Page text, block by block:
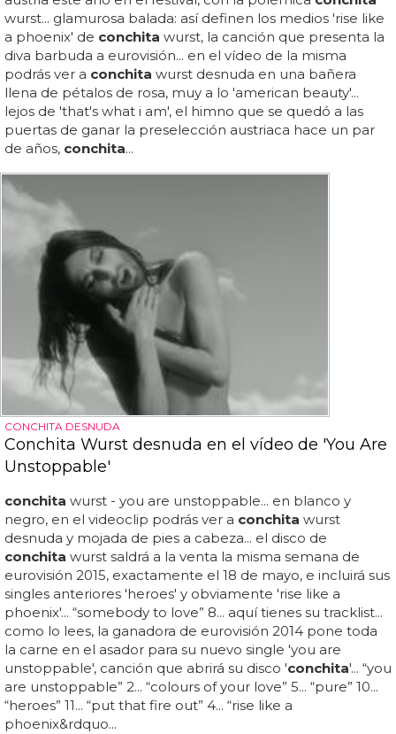
wurst... glamurosa balada: así definen los medios 'rise like
a phoenix' de conchita wurst, la canción que presenta la
diva barbuda a eurovisión... en el vídeo de la misma
podrás ver a conchita wurst desnuda en una bañera
llena de pétalos de rosa, muy a lo 'american beauty'...
lejos de 'that's what i am', el himno que se quedó a las
puertas de ganar la preselección austriaca hace un par
de años, conchita...
CONCHITA DESNUDA
Conchita Wurst desnuda en el vídeo de 'You Are
Unstoppable'
conchita wurst - you are unstoppable... en blanco y
negro, en el videoclip podrás ver a conchita wurst
desnuda y mojada de pies a cabeza... el disco de
conchita wurst saldrá a la venta la misma semana de
eurovisión 2015, exactamente el 18 de mayo, e incluirá sus
singles anteriores 'heroes' y obviamente 'rise like a
phoenix'... “somebody to love” 8... aquí tienes su tracklist...
como lo lees, la ganadora de eurovisión 2014 pone toda
la carne en el asador para su nuevo single 'you are
unstoppable', canción que abrirá su disco 'conchita'... “you
are unstoppable” 2... “colours of your love” 5... “pure” 10...
“heroes” 11... “put that fire out” 4... “rise like a
phoenix&rdquo...